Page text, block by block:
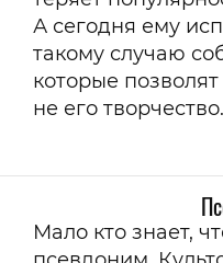
А сегодня ему
такому случаю
которые
не его творчество.
Мало кто знает,